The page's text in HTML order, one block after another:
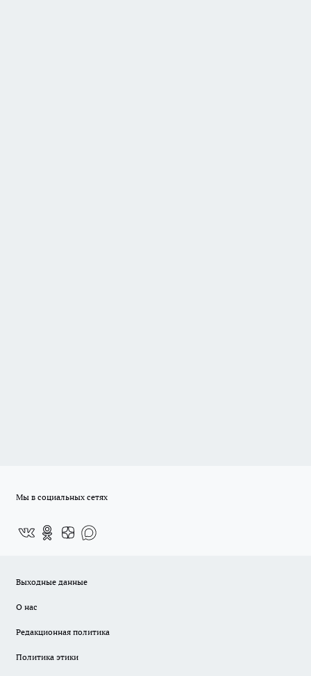
Мы в социальных сетях
Выходные данные
О нас
Редакционная политика
Политика этики